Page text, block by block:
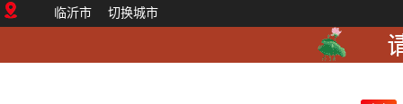
临沂市 切换城市